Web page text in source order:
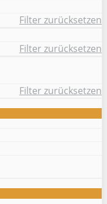
Filter zurücksetzen
Filter zurücksetzen
Filter zurücksetzen